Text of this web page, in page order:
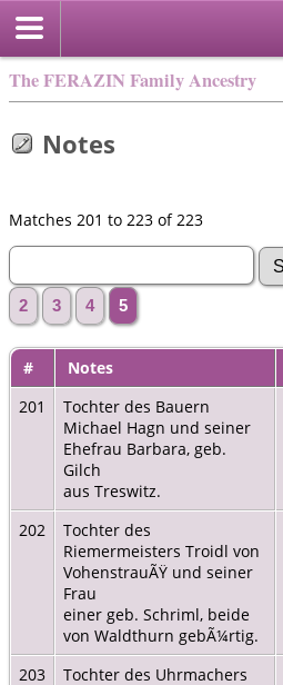
The FERAZIN Family Ancestry
Notes
Matches 201 to 223 of 223
2 3 4 5
# Notes
201
Tochter des Bauern
Michael Hagn und seiner
Ehefrau Barbara, geb.
Gilch
aus Treswitz.
202
Tochter des
Riemermeisters Troidl von
VohenstrauÃŸ und seiner
Frau
einer geb. Schriml, beide
von Waldthurn gebÃ¼rtig.
203
Tochter des Uhrmachers